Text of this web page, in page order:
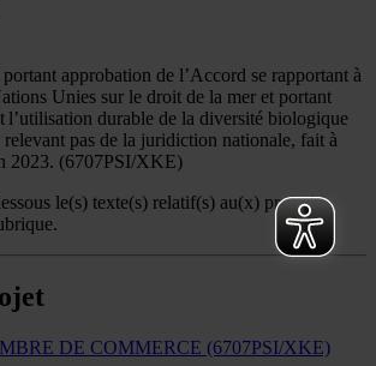
approbation de l’Accord se rapportant à
Unies sur le droit de la mer et portant
l’utilisation durable de la diversité biologique
relevant pas de la juridiction nationale, fait à
2023. (6707PSI/XKE)
le(s) texte(s) relatif(s) au(x) projet(s)
DE COMMERCE (6707PSI/XKE)